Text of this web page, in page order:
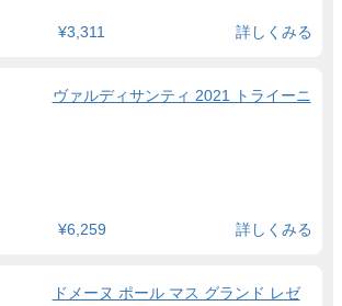
¥3,311 詳しくみる
ヴァルディサンティ 2021 トライーニ
¥6,259 詳しくみる
ドメーヌ ポール マス グランド レゼ